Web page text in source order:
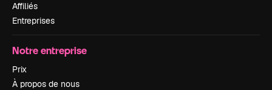
Affiliés
Entreprises
Notre entreprise
Prix
À propos de nous